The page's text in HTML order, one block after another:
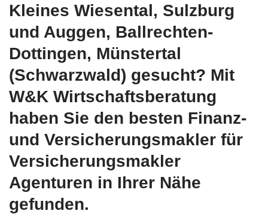
Kleines Wiesental, Sulzburg
und Auggen, Ballrechten-
Dottingen, Münstertal
(Schwarzwald) gesucht? Mit
W&K Wirtschaftsberatung
haben Sie den besten Finanz-
und Versicherungsmakler für
Versicherungsmakler
Agenturen in Ihrer Nähe
gefunden.